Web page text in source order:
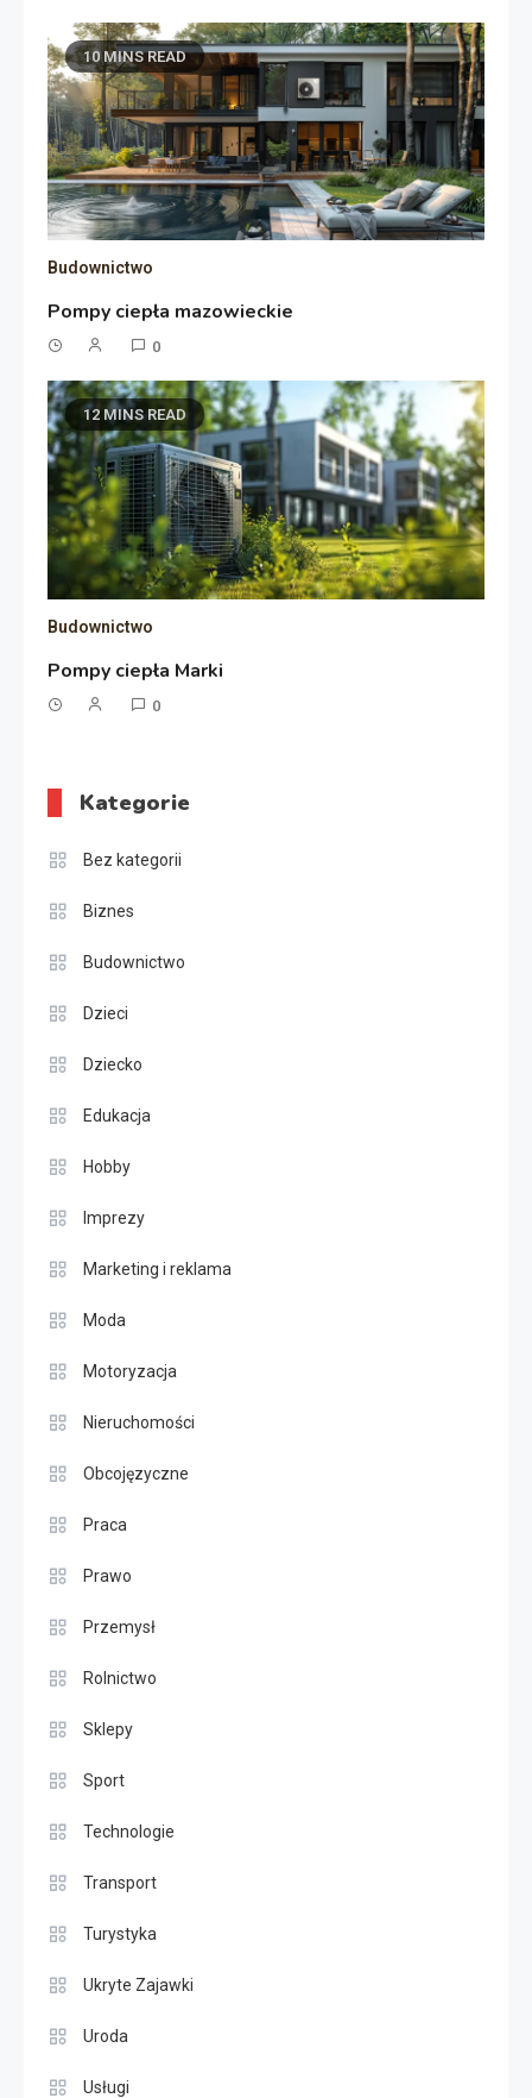
10 MINS READ
Budownictwo
Pompy ciepła mazowieckie
0
12 MINS READ
Budownictwo
Pompy ciepła Marki
0
Kategorie
Bez kategorii
Biznes
Budownictwo
Dzieci
Dziecko
Edukacja
Hobby
Imprezy
Marketing i reklama
Moda
Motoryzacja
Nieruchomości
Obcojęzyczne
Praca
Prawo
Przemysł
Rolnictwo
Sklepy
Sport
Technologie
Transport
Turystyka
Ukryte Zajawki
Uroda
Usługi